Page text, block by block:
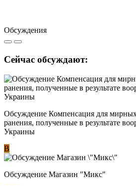
Обсуждения
Сейчас обсуждают:
Обсуждение Компенсация для
ранения, полученные в результате
Украины
В
Обсуждение Магазин "Микс"